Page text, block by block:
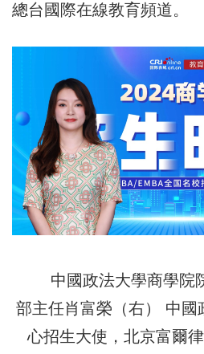
總台國際在線教育頻道。
中國政法大學商學院
部主任肖富榮（右） 中國
心招生大使，北京富爾